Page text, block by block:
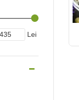
Lei